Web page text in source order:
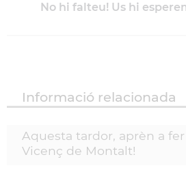
No hi falteu! Us hi
Informació relacionada
Aquesta tardor, aprèn a
Vicenç de Montalt!